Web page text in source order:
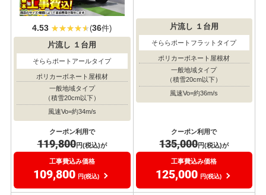
4.53 (36件)
片流し １台用
そららポートアールタイプ
ポリカーボネート屋根材
一般地域タイプ
（積雪20cm以下）
風速Vo=約34m/s
クーポン利用で
119,800円(税込)が
工事費込み価格
109,800 円(税込)
4.23 (31
片流し １台用
そららポートフラットタイプ
ポリカーボネート屋根材
一般地域タイプ
（積雪20cm以下）
クーポン利用で
135,000円(税込)が
工事費込み価格
125,000 円(税込)